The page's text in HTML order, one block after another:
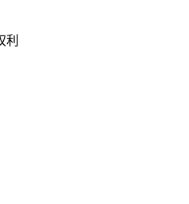
利